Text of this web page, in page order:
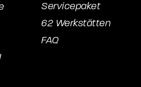
Servicepaket
62 Werkstätten
FAQ